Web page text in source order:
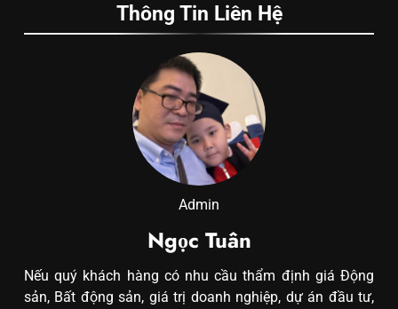
Thông Tin Liên Hệ
Admin
Ngọc Tuân
Nếu quý khách hàng có nhu cầu thẩm định giá Động
sản, Bất động sản, giá trị doanh nghiệp, dự án đầu tư,